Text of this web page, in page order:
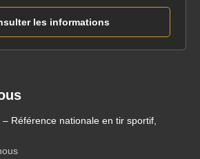
les informations
– Référence nationale en tir sportif,